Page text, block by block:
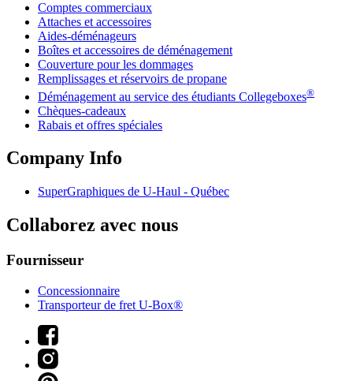
Comptes commerciaux
Attaches et accessoires
Aides-déménageurs
Boîtes et accessoires de déménagement
Couverture pour les dommages
Remplissages et réservoirs de propane
Déménagement au service des étudiants Collegeboxes®
Chèques-cadeaux
Rabais et offres spéciales
Company Info
SuperGraphiques de U-Haul - Québec
Collaborez avec nous
Fournisseur
Concessionnaire
Transporteur de fret U-Box®